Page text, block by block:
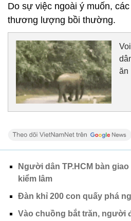
Do sự việc ngoài ý muốn,
thương lượng bồi thường.
ăn
Người dân TP.HCM bàn
kiểm lâm
Đàn khỉ 200 con quấy phá
Vào chuồng bắt trăn, người